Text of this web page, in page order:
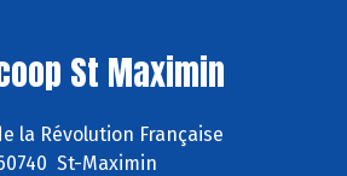
St Maximin
la Révolution Française
St-Maximin